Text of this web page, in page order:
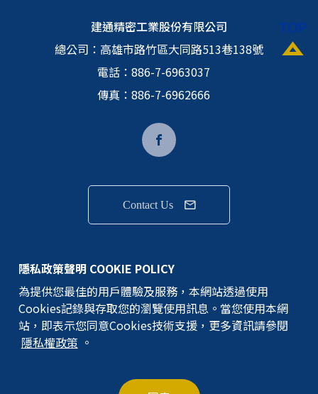
建通精密工業股份有限公司
總公司： 高雄市路竹區大同路513巷138號
電話： 886-7-6963037
傳真：886-7-6962666
Contact Us
GEM TERMINAL IND.CO.,LTD.版權所有
©建通精密工業股份有限公司
Designed By MINMAX 網頁設計
隱私政策聲明 COOKIE POLICY
為提供您最佳的用戶體驗及服務，本網站透過使用
Cookies記錄與存取您的瀏覽使用訊息。當您使用本網
站，即表示您同意Cookies技術支援，更多資訊請參閱
隱私權政策 。